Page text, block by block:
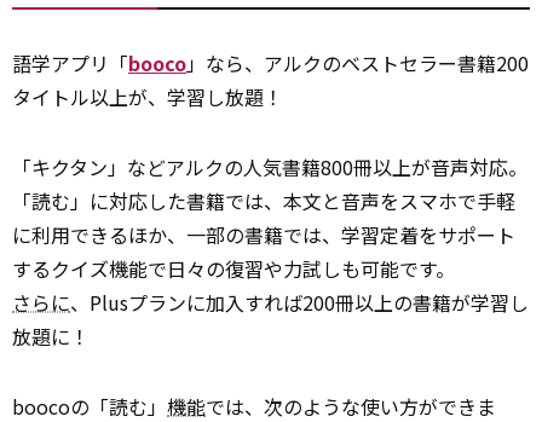
語学アプリ「booco」なら、アルクのベストセラー書籍200
タイトル以上が、学習し放題！
「キクタン」などアルクの人気書籍800冊以上が音声対応。
「読む」に対応した書籍では、本文と音声をスマホで手軽
に利用できるほか、一部の書籍では、学習定着をサポート
するクイズ機能で日々の復習や力試しも可能です。
さらに、Plusプランに加入すれば200冊以上の書籍が学習し
放題に！
boocoの「読む」 機能では、次のような使い方ができま